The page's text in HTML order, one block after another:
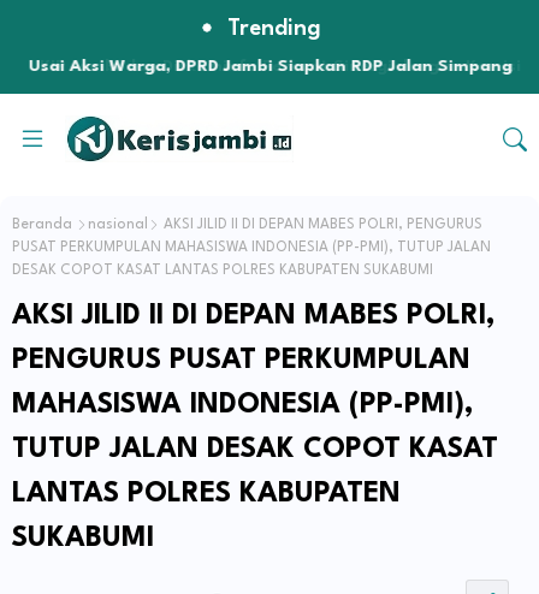
Trending
Usai Aksi Warga, DPRD Jambi Siapkan RDP Jalan Simpang
Beranda nasional
AKSI JILID II DI DEPAN MABES POLRI, PENGURUS
PUSAT PERKUMPULAN MAHASISWA INDONESIA (PP-PMI), TUTUP JALAN
DESAK COPOT KASAT LANTAS POLRES KABUPATEN SUKABUMI
AKSI JILID II DI DEPAN MABES POLRI,
PENGURUS PUSAT PERKUMPULAN
MAHASISWA INDONESIA (PP-PMI),
TUTUP JALAN DESAK COPOT KASAT
LANTAS POLRES KABUPATEN
SUKABUMI